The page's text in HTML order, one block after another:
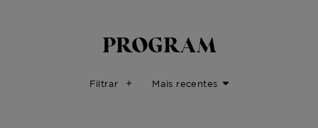
PROGRAM
Filtrar Mais recentes